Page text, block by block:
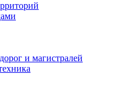
и магистралей